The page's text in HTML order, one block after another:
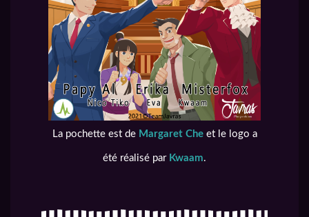
La pochette est de Margaret Cheet le logo a
été réalisé par Kwaam.